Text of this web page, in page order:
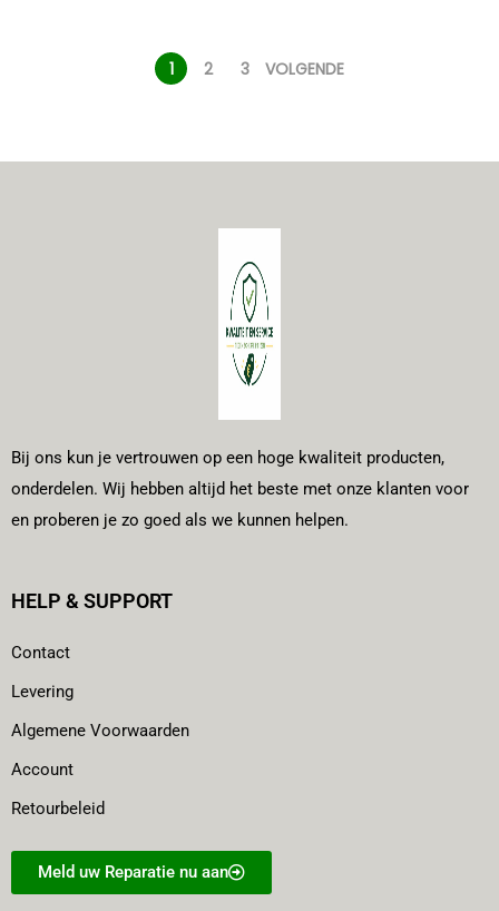
1 2 3 VOLGENDE
Bij ons kun je vertrouwen op een hoge kwaliteit producten,
onderdelen. Wij hebben altijd het beste met onze klanten voor
en proberen je zo goed als we kunnen helpen.
HELP & SUPPORT
Contact
Levering
Algemene Voorwaarden
Account
Retourbeleid
Meld uw Reparatie nu aan